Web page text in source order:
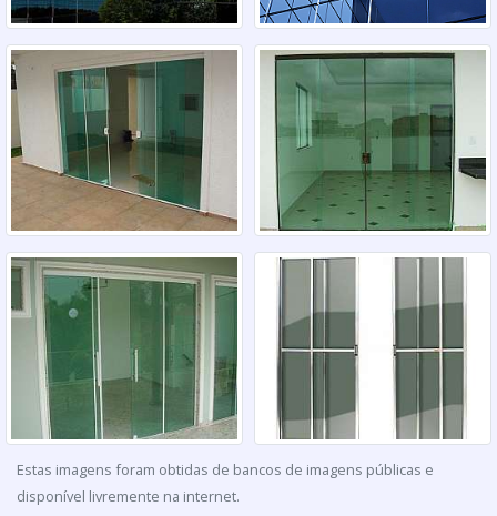
Estas imagens foram obtidas de bancos de imagens públicas e
disponível livremente na internet.